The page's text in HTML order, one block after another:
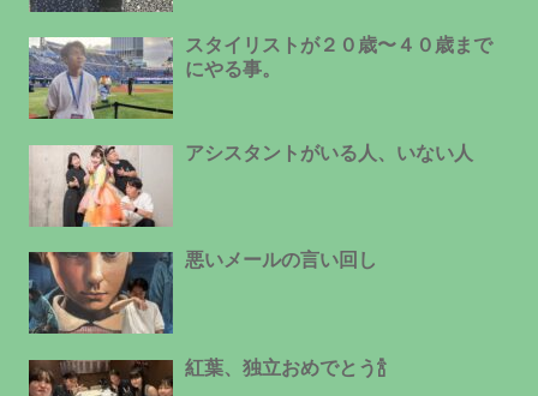
スタイリストが２０歳〜４０歳まで
にやる事。
アシスタントがいる人、いない人
悪いメールの言い回し
紅葉、独立おめでとう🍾